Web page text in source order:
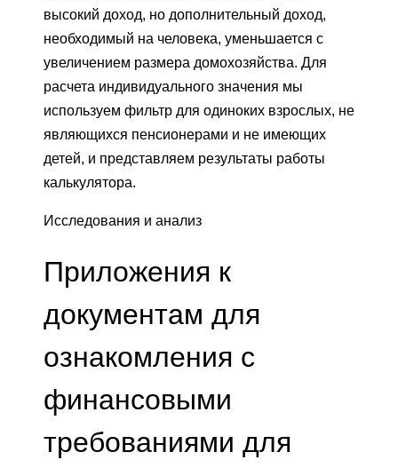
высокий доход, но дополнительный доход,
необходимый на человека, уменьшается с
увеличением размера домохозяйства. Для
расчета индивидуального значения мы
используем фильтр для одиноких взрослых, не
являющихся пенсионерами и не имеющих
детей, и представляем результаты работы
калькулятора.
Исследования и анализ
Приложения к
документам для
ознакомления с
финансовыми
требованиями для